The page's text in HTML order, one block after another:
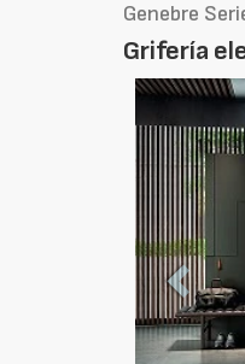
Genebre
Grifería
Foto